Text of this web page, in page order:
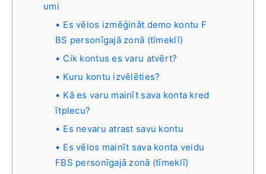
umi
Es vēlos izmēģināt demo kontu F
BS personīgajā zonā (tīmeklī)
Cik kontus es varu atvērt?
Kuru kontu izvēlēties?
Kā es varu mainīt sava konta kred
ītplecu?
Es nevaru atrast savu kontu
Es vēlos mainīt sava konta veidu
FBS personīgajā zonā (tīmeklī)